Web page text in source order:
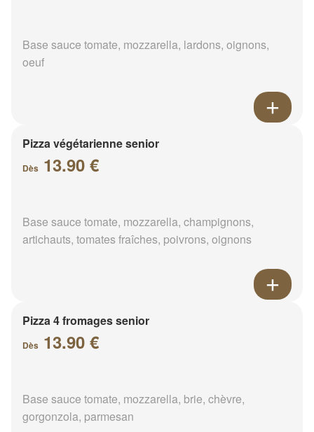
Base sauce tomate, mozzarella, lardons, oignons,
oeuf
Pizza végétarienne senior
Dès 13.90 €
Base sauce tomate, mozzarella, champignons,
artichauts, tomates fraîches, poivrons, oignons
Pizza 4 fromages senior
Dès 13.90 €
Base sauce tomate, mozzarella, brie, chèvre,
gorgonzola, parmesan